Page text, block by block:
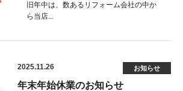
旧年中は、数あるリフォーム会社の中か
ら当店...
2025.11.26 お知らせ
年末年始休業のお知らせ